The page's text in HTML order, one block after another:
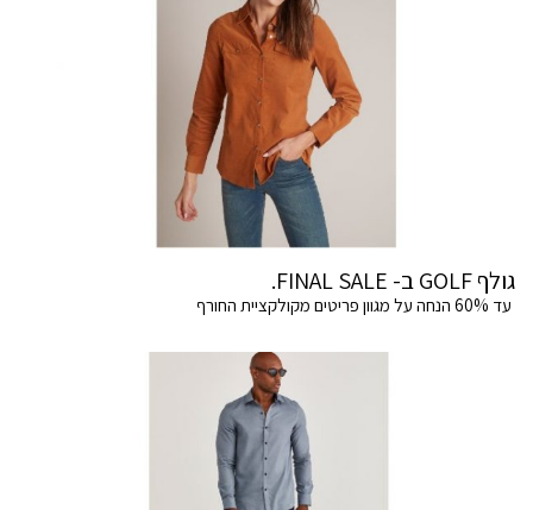
גולף GOLF ב- FINAL SALE.
עד 60% הנחה על מגוון פריטים מקולקציית החורף